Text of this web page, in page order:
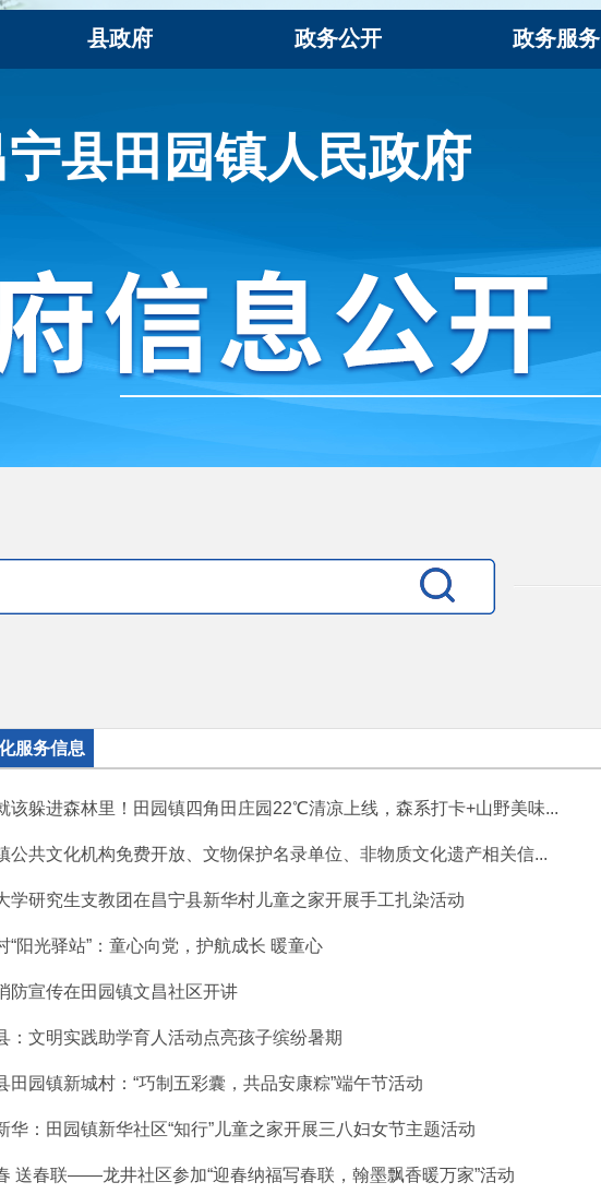
县政府 政务公开 政务服务
宁县田园镇人民政府
服务信息
该躲进森林里！田园镇四角田庄园22℃清凉上线，森系打卡+山野美味...
公共文化机构免费开放、文物保护名录单位、非物质文化遗产相关信...
学研究生支教团在昌宁县新华村儿童之家开展手工扎染活动
“阳光驿站”：童心向党，护航成长 暖童心
防宣传在田园镇文昌社区开讲
：文明实践助学育人活动点亮孩子缤纷暑期
田园镇新城村：“巧制五彩囊，共品安康粽”端午节活动
华：田园镇新华社区“知行”儿童之家开展三八妇女节主题活动
送春联——龙井社区参加“迎春纳福写春联，翰墨飘香暖万家”活动